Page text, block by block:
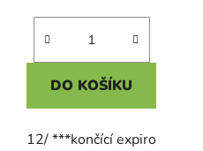
DO KOŠÍKU
12/ ***končící expiro